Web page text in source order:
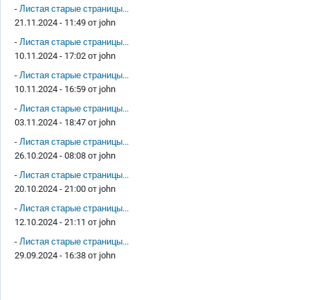
- Листая старые страницы...
21.11.2024 - 11:49 от john
- Листая старые страницы...
10.11.2024 - 17:02 от john
- Листая старые страницы...
10.11.2024 - 16:59 от john
- Листая старые страницы...
03.11.2024 - 18:47 от john
- Листая старые страницы...
26.10.2024 - 08:08 от john
- Листая старые страницы...
20.10.2024 - 21:00 от john
- Листая старые страницы...
12.10.2024 - 21:11 от john
- Листая старые страницы...
29.09.2024 - 16:38 от john